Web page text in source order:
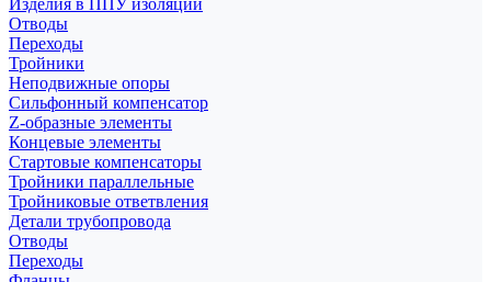
Изделия в ППУ изоляции
Отводы
Переходы
Тройники
Неподвижные опоры
Cильфонный компенсатор
Z-образные элементы
Концевые элементы
Стартовые компенсаторы
Тройники параллельные
Тройниковые ответвления
Детали трубопровода
Отводы
Переходы